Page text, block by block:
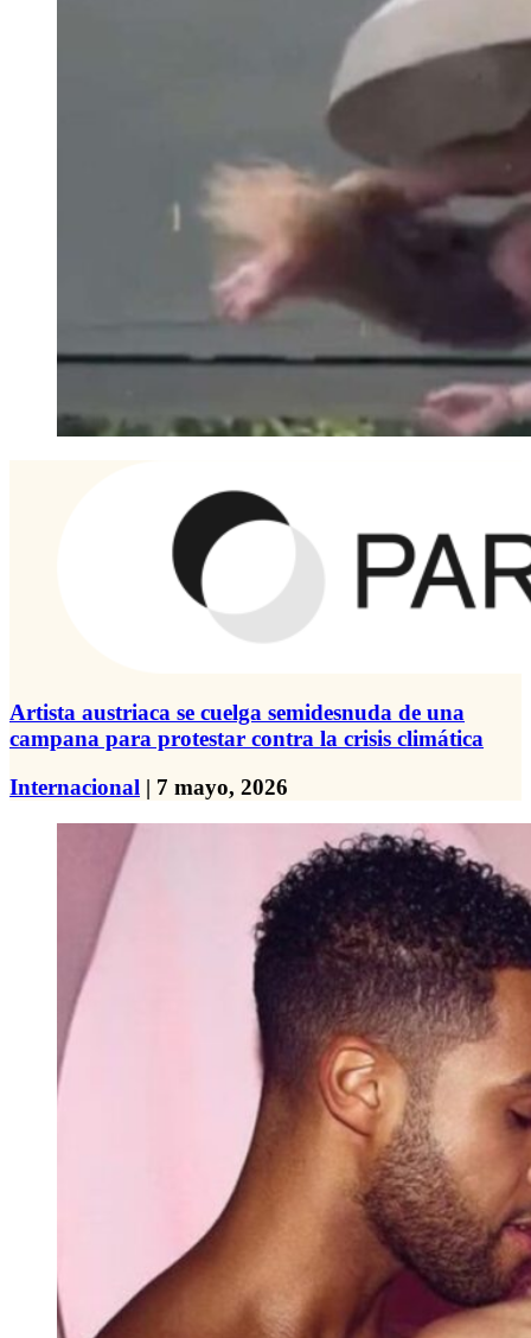
Artista austriaca se cuelga semidesnuda de una
campana para protestar contra la crisis climática
Internacional | 7 mayo, 2026